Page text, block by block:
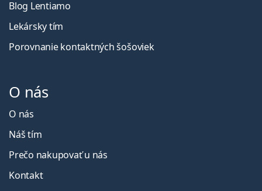
Blog Lentiamo
Lekársky tím
Porovnanie kontaktných šošoviek
O nás
O nás
Náš tím
Prečo nakupovať u nás
Kontakt